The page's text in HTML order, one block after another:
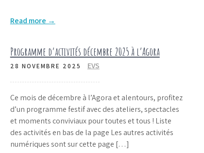
Read more →
Programme d’activités décembre 2025 à l’Agora
28 NOVEMBRE 2025 EVS
Ce mois de décembre à l’Agora et alentours, profitez
d’un programme festif avec des ateliers, spectacles
et moments conviviaux pour toutes et tous ! Liste
des activités en bas de la page Les autres activités
numériques sont sur cette page […]